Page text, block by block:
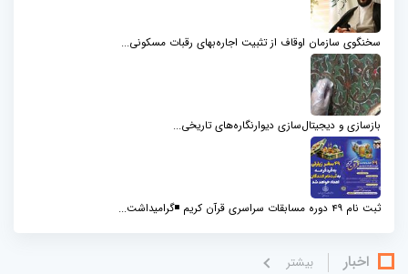
سخنگوی سازمان اوقاف از تثبیت اجاره‌بهای رقبات مسکونی...
بازسازی و دیجیتال‌سازی دیوارنگاره‌های تاریخی...
ثبت نام 49 دوره مسابقات سراسری قرآن کریم ◾️گرامیداشت...
اخبار بيشتر